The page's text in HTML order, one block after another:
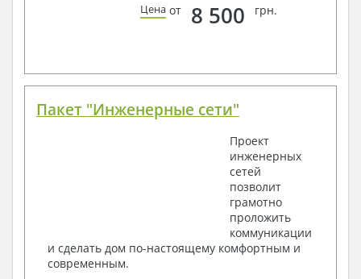
Элементы кровли – схемы расположения
3. Инженерный раздел (приобретается по желанию
за дополнительную плату):
Условные обозначения с общими данными
Поэтажная система водоснабжения и
Аксонометрическая схема водоснабжения и
Узлы и спецификация материалов
Отопление, вентиляция
Цена от 8 500 грн.
Пакет "Инженерные сети"
Проект
инженерных
сетей
позволит
грамотно
проложить
коммуникации
и сделать дом по-настоящему комфортным и
современным.